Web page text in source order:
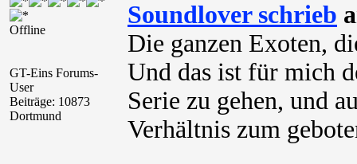
Offline
GT-Eins Forums-
User
Beiträge: 10873
Dortmund
Soundlover schrieb
Die ganzen Exoten,
Und das ist für mich
Serie zu gehen, und
Verhältnis zum